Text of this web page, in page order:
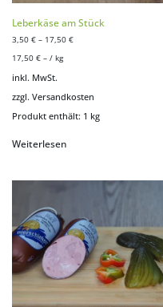
Leberkäse am Stück
3,50 € – 17,50 €
17,50 € – / kg
inkl. MwSt.
zzgl. Versandkosten
Produkt enthält: 1 kg
Weiterlesen